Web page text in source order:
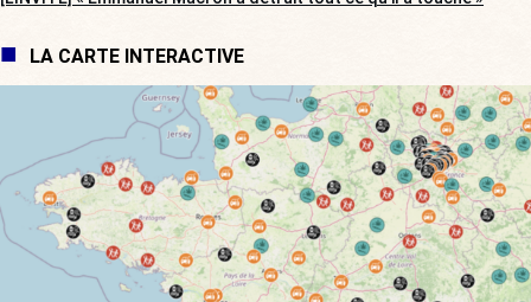
LA CARTE INTERACTIVE